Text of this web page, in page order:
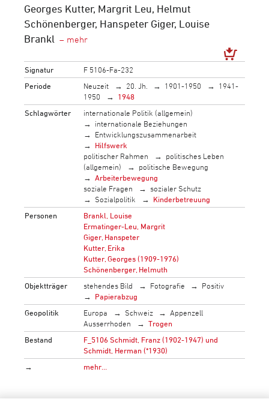
Georges Kutter, Margrit Leu, Helmut
Schönenberger, Hanspeter Giger, Louise
Brankl
Signatur
F 5106-Fa-232
Periode
Neuzeit 20. Jh. 1901-1950
1941-
1950
1948
Schlagwörter
internationale Politik (allgemein)
internationale Beziehungen
Entwicklungszusammenarbeit
Hilfswerk
politischer Rahmen
politisches Leben
(allgemein)
politische Bewegung
Arbeiterbewegung
soziale Fragen
sozialer Schutz
Sozialpolitik
Kinderbetreuung
Personen
Brankl, Louise
Ermatinger-Leu, Margrit
Giger, Hanspeter
Kutter, Erika
Kutter, Georges (1909-1976)
Schönenberger, Helmuth
Objektträger
stehendes Bild Fotografie
Positiv
Papierabzug
Geopolitik
Europa Schweiz
Appenzell
Ausserrhoden
Trogen
Bestand
F_5106 Schmidt, Franz (1902-1947) und
Schmidt, Herman (*1930)
→
mehr…